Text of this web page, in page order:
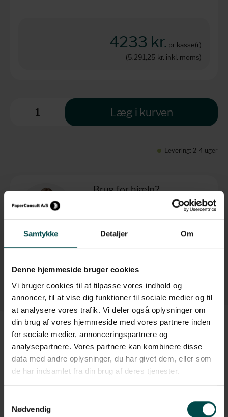
Samtykke Detaljer Om
Denne hjemmeside bruger cookies
Vi bruger cookies til at tilpasse vores indhold og
annoncer, til at vise dig funktioner til sociale medier og til
at analysere vores trafik. Vi deler også oplysninger om
din brug af vores hjemmeside med vores partnere inden
for sociale medier, annonceringspartnere og
analysepartnere. Vores partnere kan kombinere disse
data med andre oplysninger, du har givet dem, eller som
de har indsamlet fra din brug af deres tjenester.
Nødvendig
4233 kr. pr kasse(r)
(5.291,25 kr. inkl. moms)
Læg i kurven
Levering: 2-4 uger
Brug for hjælp?
Fredag: 8.00-15.30
Dag til dag-levering
Løsningsorienteret
Beskrivelse
skal kunne tåle både kulde og varme. De egner sig derfor også
klæber og en høj holdbarhed. Etiketten passer til de fleste